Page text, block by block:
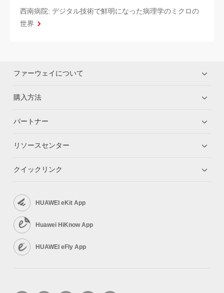
西南病院: デジタル技術で鮮明になった病理学のミクロの
世界
ファーウェイについて
購入方法
パートナー
リソースセンター
クイックリンク
HUAWEI eKit App
Huawei HiKnow App
HUAWEI eFly App